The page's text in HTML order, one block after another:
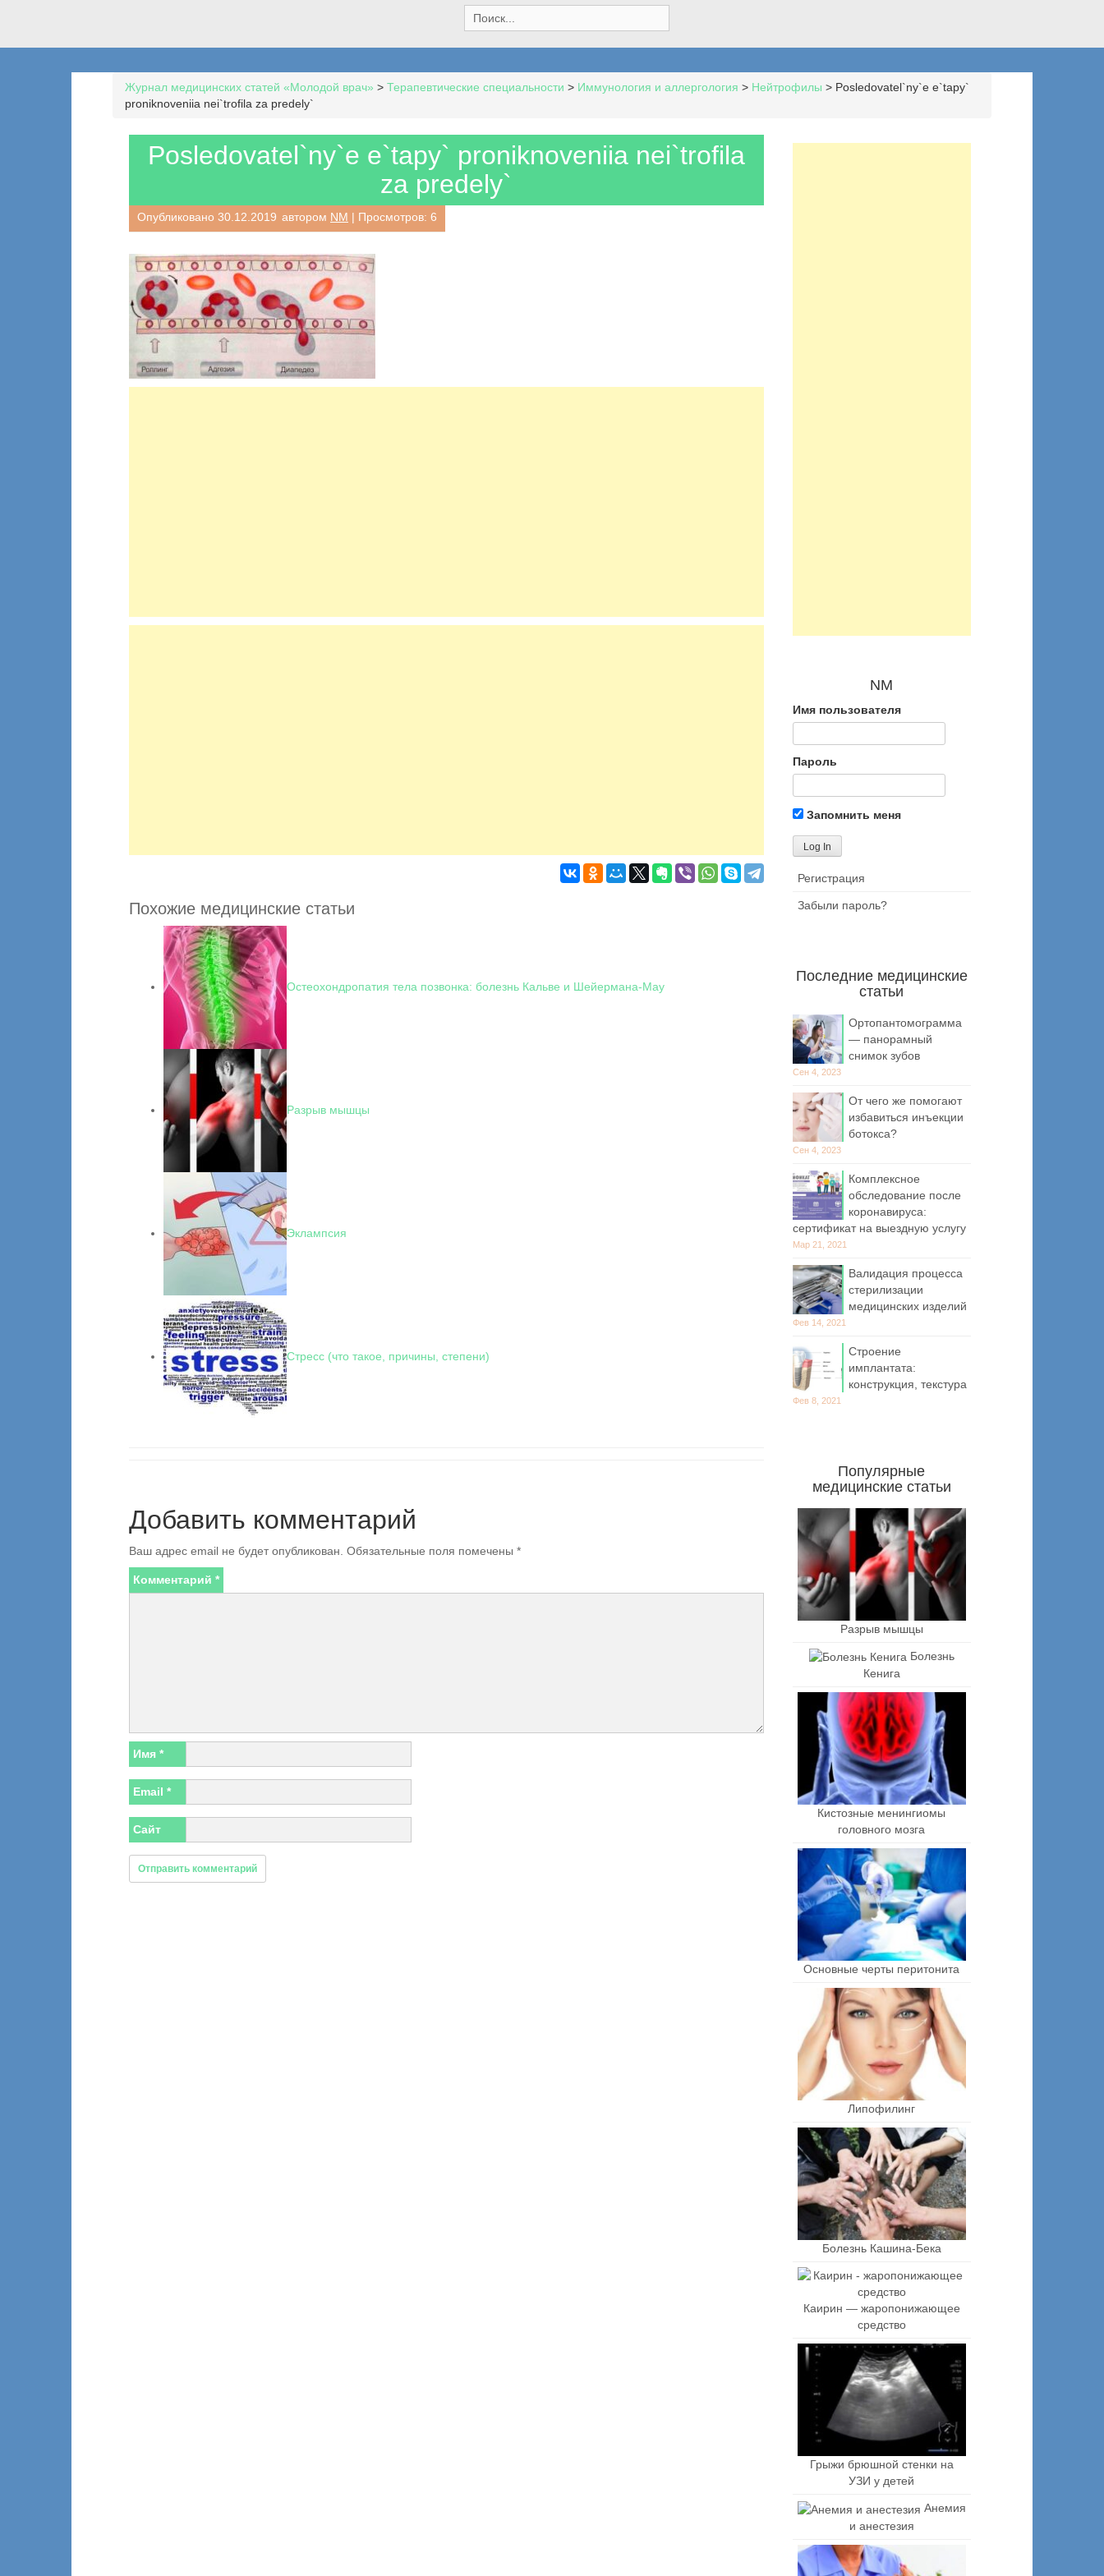
e
a
h
:
Журнал медицинских статей «Молодой врач» > Терапевтические специальности > Иммунология и аллергология > Нейтрофилы > Posledovatel`ny`e e`tapy`
proniknoveniia nei`trofila za predely`
Posledovatel`ny`e e`tapy` proniknoveniia nei`trofila
za predely`
Опубликовано 30.12.2019 автором NM | Просмотров: 6
Похожие медицинские статьи
Остеохондропатия тела позвонка: болезнь Кальве и Шейермана-Мау
Разрыв мышцы
Эклампсия
Стресс (что такое, причины, степени)
Добавить комментарий
Ваш адрес email не будет опубликован. Обязательные поля помечены *
Комментарий *
Имя *
Email *
Сайт
NM
Имя пользователя
Пароль
Запомнить меня
Регистрация
Забыли пароль?
Последние медицинские
статьи
Ортопантомограмма
— панорамный
снимок зубов
Сен 4, 2023
От чего же помогают
избавиться инъекции
ботокса?
Сен 4, 2023
Комплексное
обследование после
коронавируса:
сертификат на выездную услугу
Мар 21, 2021
Валидация процесса
стерилизации
медицинских изделий
Фев 14, 2021
Строение
имплантата:
конструкция, текстура
Фев 8, 2021
Популярные
медицинские статьи
Разрыв мышцы
Болезнь
Кенига
Кистозные менингиомы
головного мозга
Основные черты перитонита
Липофилинг
Болезнь Кашина-Бека
Каирин — жаропонижающее
средство
Грыжи брюшной стенки на
УЗИ у детей
Анемия
и анестезия